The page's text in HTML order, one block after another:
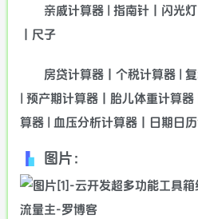
亲戚计算器 | 指南针丨闪光
丨尺子
房贷计算器丨个税计算器 |
| 预产期计算器丨胎儿体重计算
算器 | 血压分析计算器丨日期日
图片：